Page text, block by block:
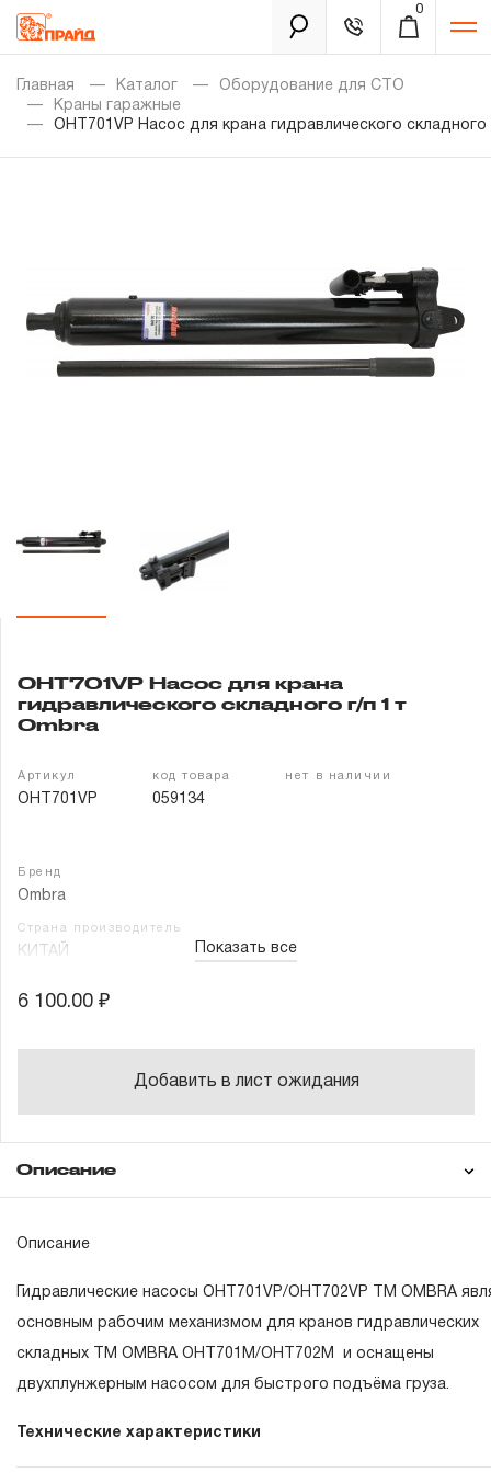
0
Каталог
Золотая лихорадка
Уцененный товар
О нас
Гарантия и сервис
Доставка и оплата
Контакты
Забыли пароль?
Главная Каталог
Оборудование для СТО
Краны гаражные
OHT701VP Насос для крана гидравлического складного
OHT701VP Насос для крана
гидравлического складного г/п 1 т
Ombra
Артикул
OHT701VP
код товара
059134
нет в наличии
Бренд
Ombra
Страна производитель
КИТАЙ Показать все
6 100.00 ₽
Добавить в лист ожидания
Описание
Описание
Гидравлические насосы OHT701VP/OHT702VP ТМ OMBRA
основным рабочим механизмом для кранов гидравлических
складных ТМ OMBRA OHT701M/OHT702M и оснащены
двухплунжерным насосом для быстрого подъёма груза.
Технические характеристики
Понятие «ПОЖИЗНЕННАЯ ГАРАНТИЯ».
признание неограниченного срока поддержания
обязательств в течение всего периода эксплуатации